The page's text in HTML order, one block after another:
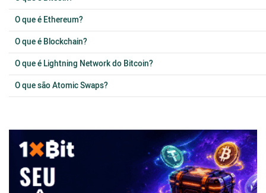
O que é Ethereum?
O que é Blockchain?
O que é Lightning Network do Bitcoin?
O que são Atomic Swaps?